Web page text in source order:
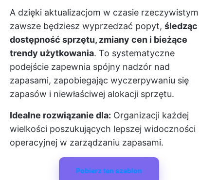
A dzięki aktualizacjom w czasie rzeczywistym
zawsze będziesz wyprzedzać popyt, śledząc
dostępność sprzętu, zmiany cen i bieżące
trendy użytkowania. To systematyczne
podejście zapewnia spójny nadzór nad
zapasami, zapobiegając wyczerpywaniu się
zapasów i niewłaściwej alokacji sprzętu.
Idealne rozwiązanie dla: Organizacji każdej
wielkości poszukujących lepszej widoczności
operacyjnej w zarządzaniu zapasami.
Pobierz ten szablon